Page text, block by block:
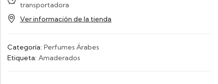
transportadora
Ver información de la tienda
Categoría: Perfumes Árabes
Etiqueta: Amaderados